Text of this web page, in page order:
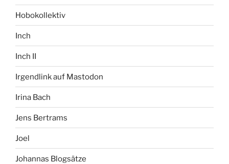
Hobokollektiv
Inch
Inch II
Irgendlink auf Mastodon
Irina Bach
Jens Bertrams
Joel
Johannas Blogsätze